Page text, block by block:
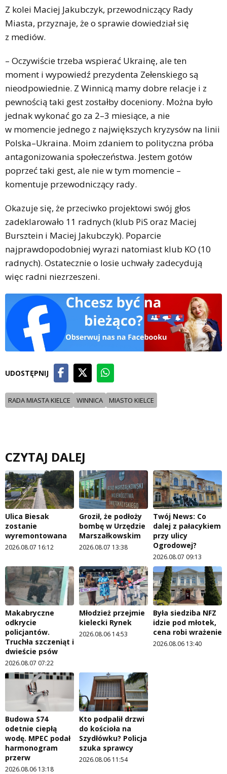
Z kolei Maciej Jakubczyk, przewodniczący Rady
Miasta, przyznaje, że o sprawie dowiedział się
z mediów.
– Oczywiście trzeba wspierać Ukrainę, ale ten
moment i wypowiedź prezydenta Zełenskiego są
nieodpowiednie. Z Winnicą mamy dobre relacje i z
pewnością taki gest zostałby doceniony. Można było
jednak wykonać go za 2–3 miesiące, a nie
w momencie jednego z największych kryzysów na linii
Polska–Ukraina. Moim zdaniem to polityczna próba
antagonizowania społeczeństwa. Jestem gotów
poprzeć taki gest, ale nie w tym momencie –
komentuje przewodniczący rady.
Okazuje się, że przeciwko projektowi swój głos
zadeklarowało 11 radnych (klub PiS oraz Maciej
Bursztein i Maciej Jakubczyk). Poparcie
najprawdopodobniej wyrazi natomiast klub KO (10
radnych). Ostatecznie o losie uchwały zadecydują
więc radni niezrzeszeni.
UDOSTĘPNIJ
RADA MIASTA KIELCE WINNICA MIASTO KIELCE
CZYTAJ DALEJ
Ulica Biesak
zostanie
wyremontowana
2026.08.07 16:12
Groził, że podłoży
bombę w Urzędzie
Marszałkowskim
2026.08.07 13:38
Twój News: Co
dalej z pałacykiem
przy ulicy
Ogrodowej?
2026.08.07 09:13
Makabryczne
odkrycie
policjantów.
Truchła szczeniąt i
dwieście psów
2026.08.07 07:22
Młodzież przejmie
kielecki Rynek
2026.08.06 14:53
Była siedziba NFZ
idzie pod młotek,
cena robi wrażenie
2026.08.06 13:40
Budowa S74
odetnie ciepłą
wodę. MPEC podał
harmonogram
przerw
2026.08.06 13:18
Kto podpalił drzwi
do kościoła na
Szydłówku? Policja
szuka sprawcy
2026.08.06 11:54